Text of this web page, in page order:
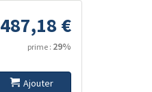
487,18 €
prime : 29%
Ajouter